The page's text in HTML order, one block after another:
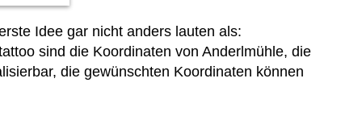
Idee gar nicht anders lauten als:
sind die Koordinaten von Anderlmühle, die
die gewünschten Koordinaten können